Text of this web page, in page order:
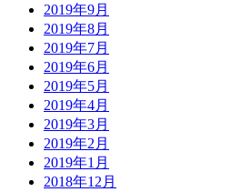
2019年9月
2019年8月
2019年7月
2019年6月
2019年5月
2019年4月
2019年3月
2019年2月
2019年1月
2018年12月